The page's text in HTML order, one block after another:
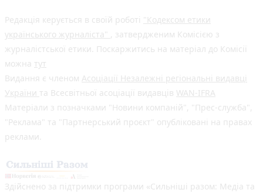
Редакція керується в своїй роботі "Кодексом етики
українського журналіста" , затвердженим Комісією з
журналістської етики. Поскаржитись на матеріал до Комісії
можна тут
Видання є членом Асоціації Незалежні регіональні видавці
України та Всесвітньої асоціації видавців WAN-IFRA
Матеріали з позначками "Новини компаній", "Прес-служба",
"Реклама" та "Партнерський проєкт" опубліковані на правах
реклами.
Здійснено за підтримки програми «Сильніші разом: Медіа та